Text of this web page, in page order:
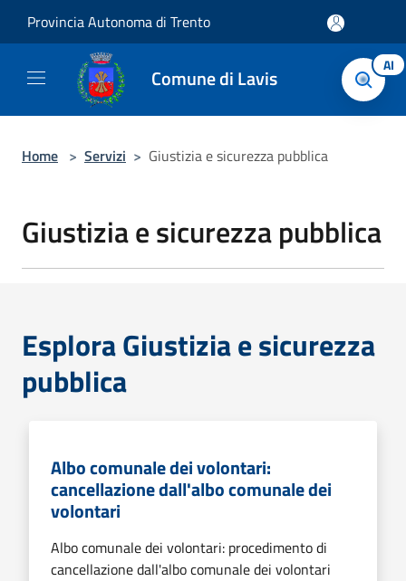
Provincia Autonoma di Trento
Comune di Lavis AI
Home > Servizi > Giustizia e sicurezza pubblica
Giustizia e sicurezza pubblica
Esplora Giustizia e sicurezza
pubblica
Albo comunale dei volontari:
cancellazione dall'albo comunale dei
volontari
Albo comunale dei volontari: procedimento di
cancellazione dall'albo comunale dei volontari